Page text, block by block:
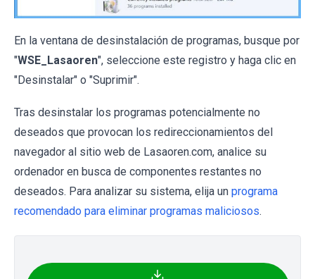
En la ventana de desinstalación de programas, busque por
"WSE_Lasaoren", seleccione este registro y haga clic en
"Desinstalar" o "Suprimir".
Tras desinstalar los programas potencialmente no
deseados que provocan los redireccionamientos del
navegador al sitio web de Lasaoren.com, analice su
ordenador en busca de componentes restantes no
deseados. Para analizar su sistema, elija un programa
recomendado para eliminar programas maliciosos.